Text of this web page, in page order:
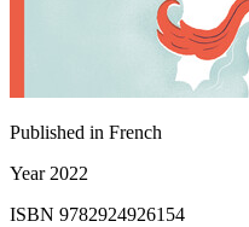
Published in French
Year2022
ISBN 9782924926154